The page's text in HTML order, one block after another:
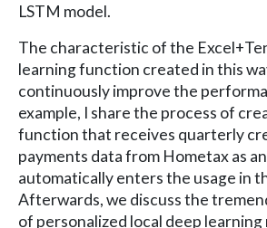
LSTM model.
The characteristic of the
learning function created in this
continuously improve the
example, I share the process of
function that receives quarterly
payments data from Hometax as
automatically enters the usage in
Afterwards, we discuss the
of personalized local deep learning